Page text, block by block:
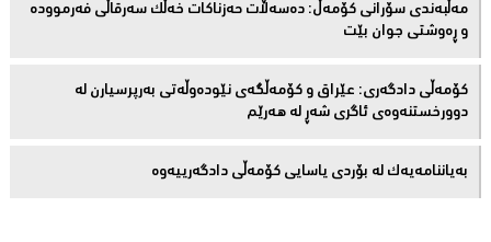
مەڵبەندى سۆرانى کۆمەڵ: دەسەڵات حەزناکات خەڵک سەرقاڵى فەرموودە
و ڕەوشتى جوان بێت
کۆمەڵى دادگەرى: عێراق و كۆمەڵگەی نێودەوڵەتی بەرپرسیارن لە
دوورخستنەوەى ئاگری شەڕ لە هەرێم
بەیاننامەیەک لە بۆردی یاسایی کۆمەڵی دادگەرییەوە